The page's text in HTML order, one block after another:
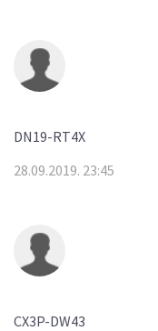
DN19-RT4X
28.09.2019. 23:45
CX3P-DW43